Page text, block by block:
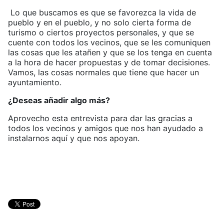
Lo que buscamos es que se favorezca la vida de
pueblo y en el pueblo, y no solo cierta forma de
turismo o ciertos proyectos personales, y que se
cuente con todos los vecinos, que se les comuniquen
las cosas que les atañen y que se los tenga en cuenta
a la hora de hacer propuestas y de tomar decisiones.
Vamos, las cosas normales que tiene que hacer un
ayuntamiento.
¿Deseas añadir algo más?
Aprovecho esta entrevista para dar las gracias a
todos los vecinos y amigos que nos han ayudado a
instalarnos aquí y que nos apoyan.